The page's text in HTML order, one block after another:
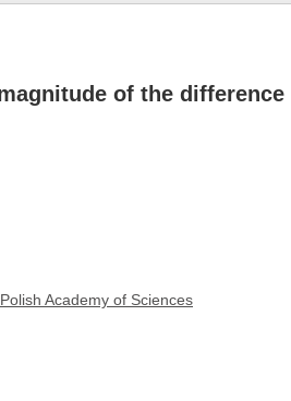
of the
Academy of Sciences